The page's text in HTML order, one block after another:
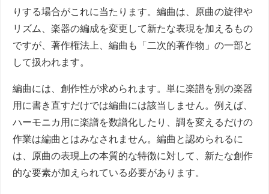
りする場合がこれに当たります。編曲は、原曲の旋律や
リズム、楽器の編成を変更して新たな表現を加えるもの
ですが、著作権法上、編曲も「二次的著作物」の一部と
して扱われます。
編曲には、創作性が求められます。単に楽譜を別の楽器
用に書き直すだけでは編曲には該当しません。例えば、
ハーモニカ用に楽譜を数譜化したり、調を変えるだけの
作業は編曲とはみなされません。編曲と認められるに
は、原曲の表現上の本質的な特徴に対して、新たな創作
的な要素が加えられている必要があります。